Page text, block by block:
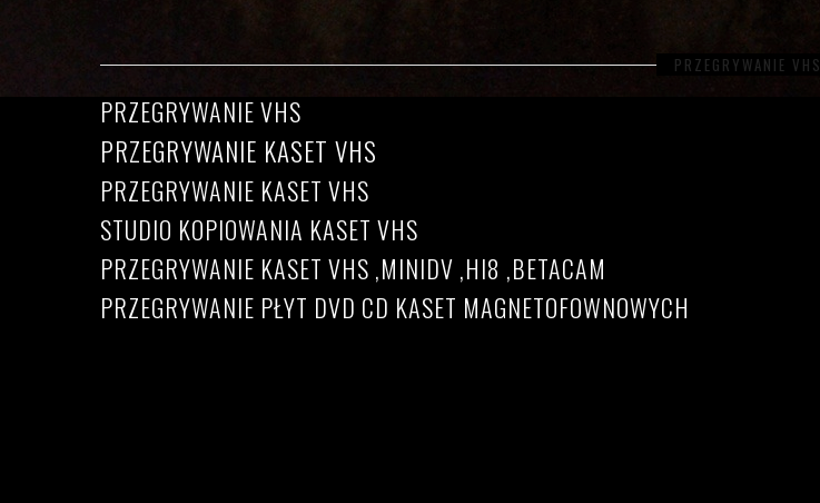
PRZEGRYWANIE VHS
PRZEGRYWANIE VHS
PRZEGRYWANIE KASET VHS
PRZEGRYWANIE KASET VHS
STUDIO KOPIOWANIA KASET VHS
PRZEGRYWANIE KASET VHS ,MINIDV ,HI8 ,BETACAM
PRZEGRYWANIE PŁYT DVD CD KASET MAGNETOFOWNOWYCH